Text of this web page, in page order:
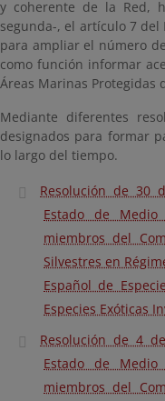
y coherente de la Red,
segunda-, el artículo 7 del
para ampliar el número
como función informar
Áreas Marinas Protegidas
Mediante diferentes
designados para formar
lo largo del tiempo.
Resolución de 30
Estado de
miembros del
Silvestres en
Español de
Especies Exóticas
Resolución de 4
Estado de
miembros del